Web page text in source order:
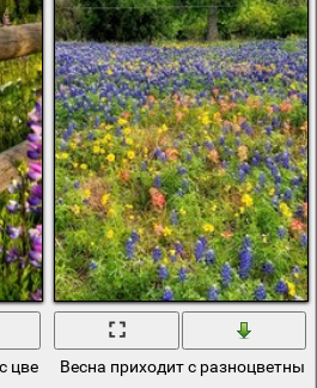
цветамиВесна приходит с